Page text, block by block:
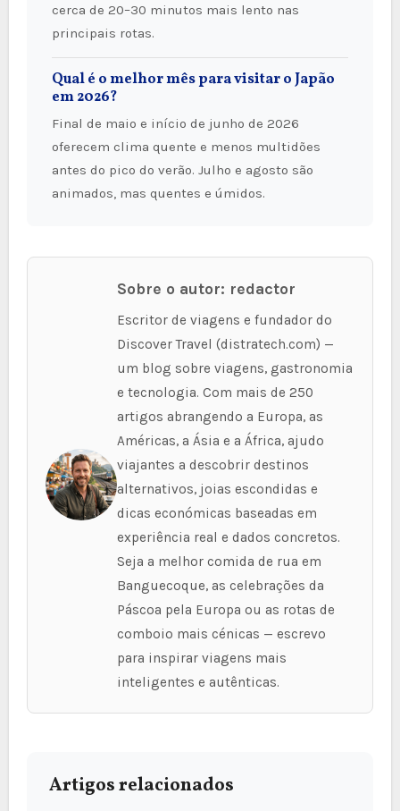
cerca de 20–30 minutos mais lento nas
principais rotas.
Qual é o melhor mês para visitar o Japão
em 2026?
Final de maio e início de junho de 2026
oferecem clima quente e menos multidões
antes do pico do verão. Julho e agosto são
animados, mas quentes e úmidos.
Sobre o autor: redactor
Escritor de viagens e fundador do
Discover Travel (distratech.com) —
um blog sobre viagens, gastronomia
e tecnologia. Com mais de 250
artigos abrangendo a Europa, as
Américas, a Ásia e a África, ajudo
viajantes a descobrir destinos
alternativos, joias escondidas e
dicas económicas baseadas em
experiência real e dados concretos.
Seja a melhor comida de rua em
Banguecoque, as celebrações da
Páscoa pela Europa ou as rotas de
comboio mais cénicas — escrevo
para inspirar viagens mais
inteligentes e autênticas.
Artigos relacionados